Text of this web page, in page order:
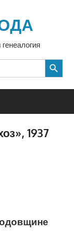
SEARCH BUTTON
1937